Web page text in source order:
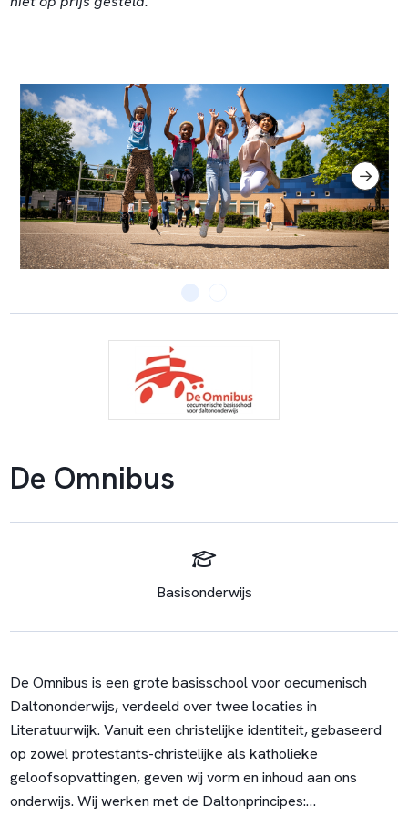
De Omnibus
Basisonderwijs
De Omnibus is een grote basisschool voor oecumenisch
Daltononderwijs, verdeeld over twee locaties in
Literatuurwijk. Vanuit een christelijke identiteit, gebaseerd
op zowel protestants-christelijke als katholieke
geloofsopvattingen, geven wij vorm en inhoud aan ons
onderwijs. Wij werken met de Daltonprincipes: